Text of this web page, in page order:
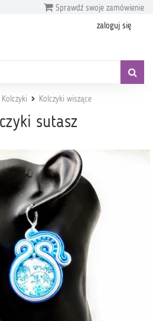
Sprawdź swoje zamówienie
zaloguj się
Kolczyki Kolczyki wiszące
sutasz